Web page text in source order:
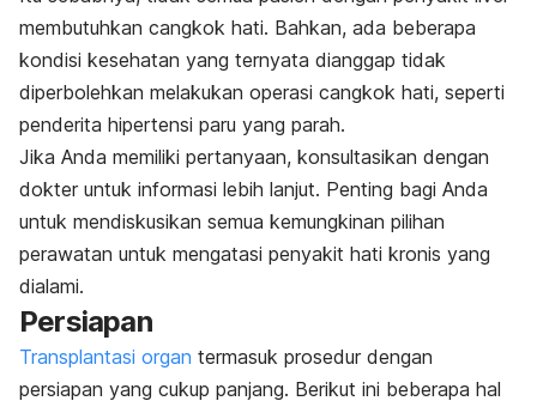
membutuhkan cangkok hati. Bahkan, ada beberapa
kondisi kesehatan yang ternyata dianggap tidak
diperbolehkan melakukan operasi cangkok hati, seperti
penderita hipertensi paru yang parah.
Jika Anda memiliki pertanyaan, konsultasikan dengan
dokter untuk informasi lebih lanjut. Penting bagi Anda
untuk mendiskusikan semua kemungkinan pilihan
perawatan untuk mengatasi penyakit hati kronis yang
dialami.
Persiapan
Transplantasi organ termasuk prosedur dengan
persiapan yang cukup panjang. Berikut ini beberapa hal